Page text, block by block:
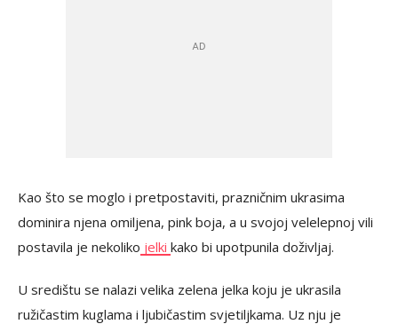
Kao što se moglo i pretpostaviti, prazničnim ukrasima
dominira njena omiljena, pink boja, a u svojoj velelepnoj vili
postavila je nekoliko jelki kako bi upotpunila doživljaj.
U središtu se nalazi velika zelena jelka koju je ukrasila
ružičastim kuglama i ljubičastim svjetiljkama. Uz nju je